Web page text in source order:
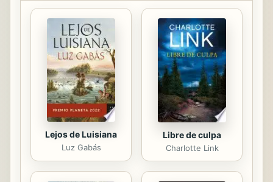
quiere. Cuando de un día para otro
se queda huérfana, debe irse a vivir
con su tío a Inglaterra. Mary se
encontrará allí con una misteriosa
mansión, con más de cien
habitaciones e innumerables
secretos, y vivirá una aventura en la
que descubrirá...
Lejos de Luisiana
Luz Gabás
Libre de culpa
Charlotte Link